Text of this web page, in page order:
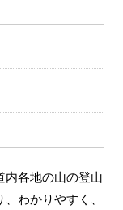
内各地の山の登山
わかりやすく、